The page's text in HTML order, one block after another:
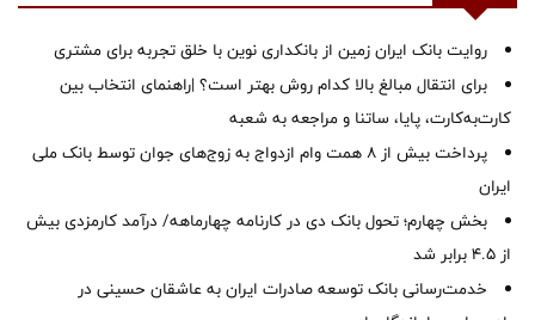
روایت بانک ایران زمین از بانکداری نوین با خلق تجربه برای مشتری
برای انتقال مبالغ بالا کدام روش بهتر است؟ |راهنمای انتخاب بین
کارت‌به‌کارت، پایا، ساتنا و مراجعه به شعبه
پرداخت بیش از ۸ همت وام ازدواج به زوج‌های جوان توسط بانک ملی
ایران
بخش چهارم؛ تحول بانک دی در کارنامه چهارماهه/ درآمد کارمزدی بیش
از ۴.۵ برابر شد
خدمت‌رسانی بانک توسعه صادرات ایران به عاشقان حسینی در